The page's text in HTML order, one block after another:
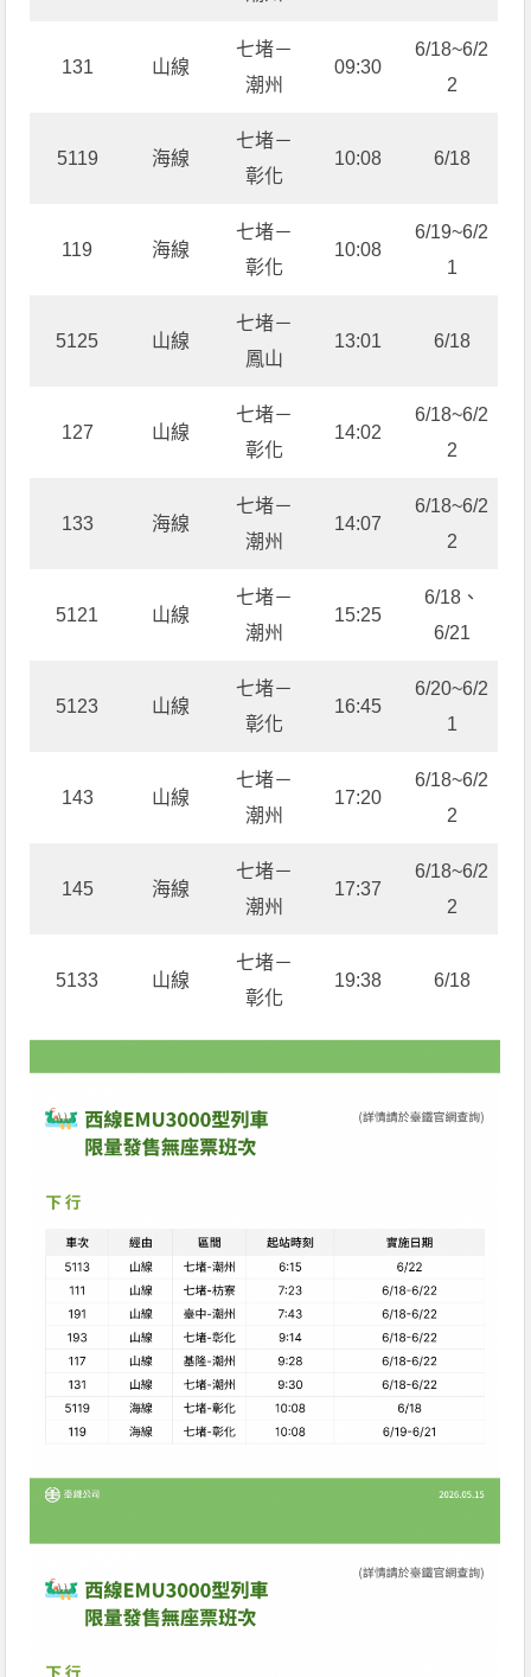
131 山線
七堵－
潮州
09:30
6/18~6/2
2
5119 海線
七堵－
彰化
10:08 6/18
119 海線
七堵－
彰化
10:08
6/19~6/2
1
5125 山線
七堵－
鳳山
13:01 6/18
127 山線
七堵－
彰化
14:02
6/18~6/2
2
133 海線
七堵－
潮州
14:07
6/18~6/2
2
5121 山線
七堵－
潮州
15:25
6/18、
6/21
5123 山線
七堵－
彰化
16:45
6/20~6/2
1
143 山線
七堵－
潮州
17:20
6/18~6/2
2
145 海線
七堵－
潮州
17:37
6/18~6/2
2
5133 山線
七堵－
彰化
19:38 6/18